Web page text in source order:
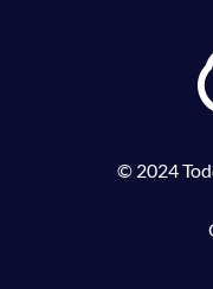
© 2024